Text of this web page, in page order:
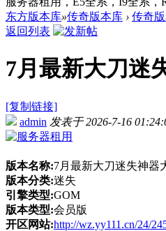
东方版本库»传奇版本库 › 传奇
返回列表
7月最新大刀迷
[复制链接]
admin 发表于 2026-7-16
版本名称:7月最新大刀迷失神器
版本分类:迷失
引擎类型:GOM
版本类型:会员版
开区网站:http://wz.yy111.cn/24/